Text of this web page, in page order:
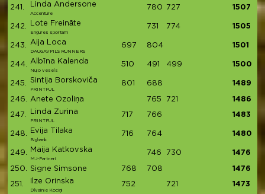
241. Linda Andersone
Accenture
780 727 1507
242. Lote Freināte
Engures sportam
731 774 1505
243. Aija Loca
DAUGAVPILS RUNNERS
697 804 1501
244. Albīna Kalenda
Nujo vesels
510 491 499 1500
245. Sintija Borskoviča
PRINTFUL
801 688 1489
246. Anete Ozoliņa 765 721 1486
247. Linda Zurina
PRINTFUL
717 766 1483
248. Evija Tilaka
Bigbank
716 764 1480
249. Maija Katkovska
MJ-Partneri
746 730 1476
250. Signe Simsone 768 708 1476
251. Ilze Orinska
Dīvainie Kociņi
752 721 1473